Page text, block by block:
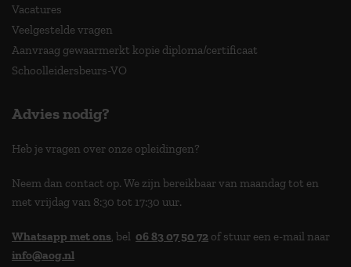
Vacatures
Veelgestelde vragen
Aanvraag gewaarmerkt kopie diploma/certificaat
Schoolleidersbeurs-VO
Advies nodig?
Heb je vragen over onze opleidingen?
Neem dan contact op. We zijn bereikbaar van maandag tot en
met vrijdag van 8:30 tot 17:30 uur.
Whatsapp met ons, bel 06 83 07 50 72 of stuur een e-mail naar
info@aog.nl